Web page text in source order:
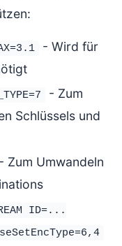
- Wird für
- Zum
Schlüssels und
- Zum Umwandeln
ID=...